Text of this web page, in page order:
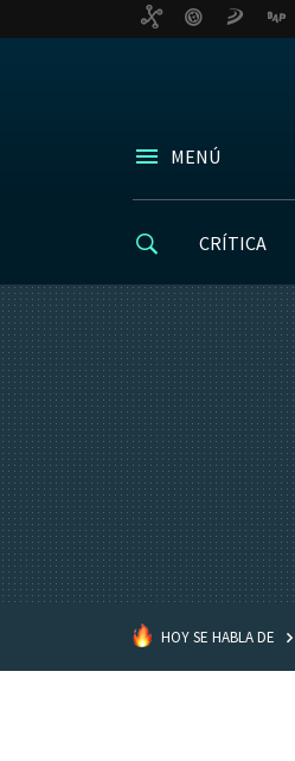
MENÚ
CRÍTICA
HOY SE HABLA DE